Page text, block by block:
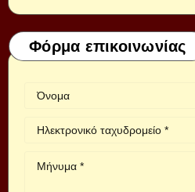
Φόρμα επικοινωνίας